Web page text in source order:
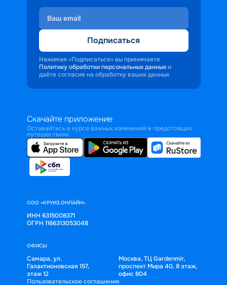
Подписаться
Нажимая «Подписаться» вы принимаете
Политику обработки персональных данных и
даёте согласие на обработку ваших данных
Скачайте приложение
Оставайтесь в курсе важных изменений в предстоящих
путешествиях
ООО «КРУИЗ.ОНЛАЙН»
ИНН 6315008371
ОГРН 1166313053048
ОФИСЫ
Самара, ул.
Галактионовская 157,
этаж 12
Москва, ТЦ Gardenmir,
проспект Мира 40, 8 этаж,
офис 804
Пользовательское соглашение